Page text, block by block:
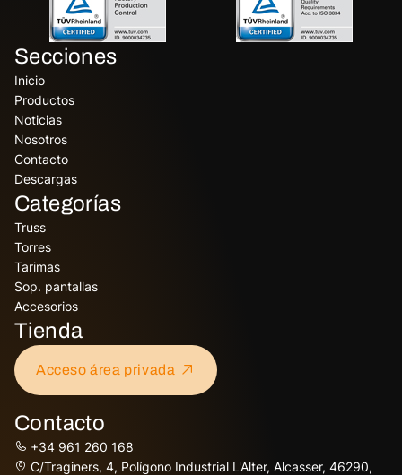
Secciones
Inicio
Productos
Noticias
Nosotros
Contacto
Descargas
Categorías
Truss
Torres
Tarimas
Sop. pantallas
Accesorios
Tienda
Acceso área privada
Contacto
+34 961 260 168
C/Traginers, 4, Polígono Industrial L'Alter, Alcasser, 46290,